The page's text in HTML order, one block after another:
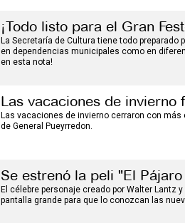
¡Todo listo para el Gran
La Secretaría de Cultura tiene todo
en dependencias municipales como en
en esta nota!
Las vacaciones de invierno
Las vacaciones de invierno cerraron con
de General Pueyrredon.
Se estrenó la peli "El
El célebre personaje creado por Walter Lantz
pantalla grande para que lo conozcan las